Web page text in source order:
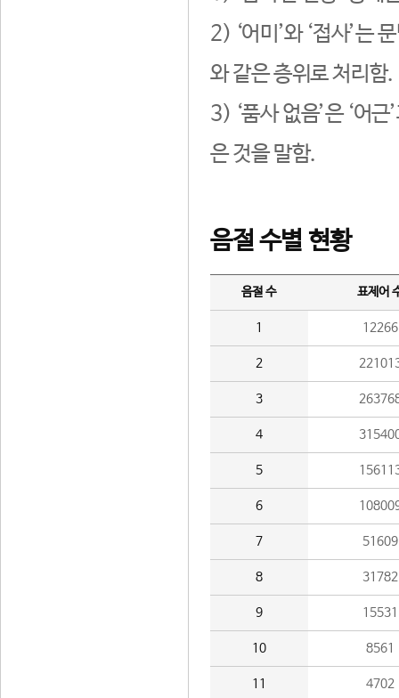
2) ‘어미’와 ‘접사’는
와 같은 층위로 처리함.
3) ‘품사 없음’은 ‘어
은 것을 말함.
음절 수별 현황
음절 수 표제어
1 12266
2
3
4
5
6
7 51609
8 31782
9 15531
10 8561
11 4702